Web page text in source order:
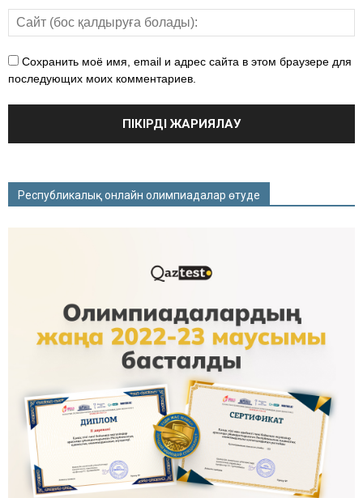
Сохранить моё имя, email и адрес сайта в этом браузере для
последующих моих комментариев.
Республикалық онлайн олимпиадалар өтуде